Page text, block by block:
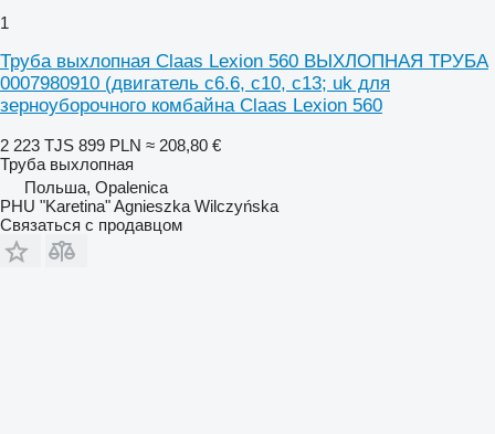
1
Труба выхлопная Claas Lexion 560 ВЫХЛОПНАЯ ТРУБА
0007980910 (двигатель c6.6, c10, c13; uk для
зерноуборочного комбайна Claas Lexion 560
2 223 TJS 899 PLN ≈ 208,80 €
Труба выхлопная
Польша, Opalenica
PHU "Karetina" Agnieszka Wilczyńska
Связаться с продавцом